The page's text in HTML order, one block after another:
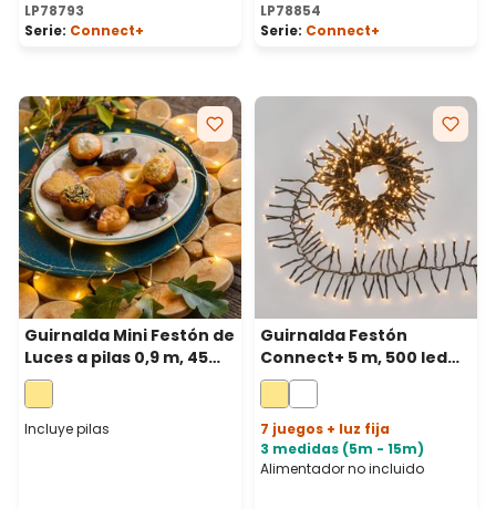
LP78793
Serie: Connect+
LP78854
Serie: Connect+
Guirnalda Mini Festón de
Luces a pilas 0,9 m, 45
microled blanco cálido,
cable metal plata
Incluye pilas
Guirnalda Festón
Connect+ 5 m, 500 led
blanco cálido, cable
verde, prolongable
7 juegos + luz fija
3 medidas (5m - 15m)
Alimentador no incluido